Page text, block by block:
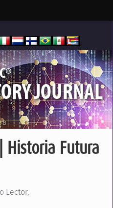
®
JOURNAL
Futura
Lector,